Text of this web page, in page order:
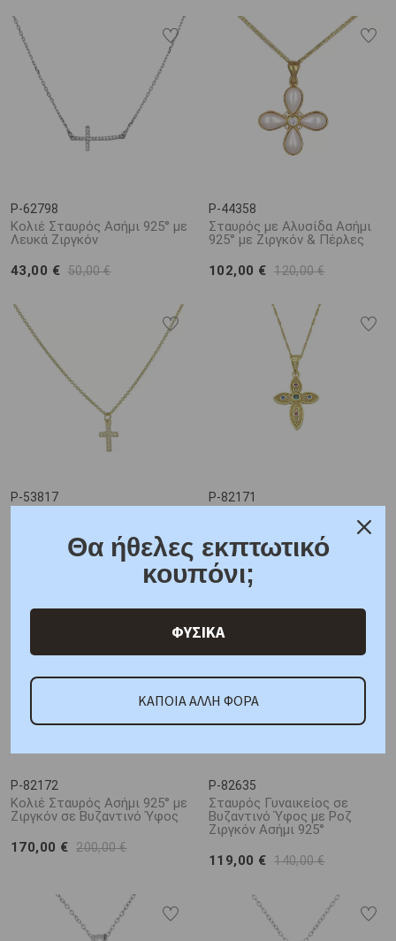
P-62798
Κολιέ Σταυρός Ασήμι 925° με
Λευκά Ζιργκόν
43,00 € 50,00 €
P-44358
Σταυρός με Αλυσίδα Ασήμι
925° με Ζιργκόν & Πέρλες
102,00 € 120,00 €
P-53817
35,00 €
P-82171
Ζιργκόν σε Βυζαντινό Ύφος
64,00 € 75,00 €
P-82172
Κολιέ Σταυρός Ασήμι 925° με
Ζιργκόν σε Βυζαντινό Ύφος
170,00 € 200,00 €
P-82635
Σταυρός Γυναικείος σε
Βυζαντινό Ύφος με Ροζ
Ζιργκόν Ασήμι 925°
119,00 € 140,00 €
Θα ήθελες εκπτωτικό
κουπόνι;
ΦΥΣΙΚΑ
ΚΑΠΟΙΑ ΑΛΛΗ ΦΟΡΑ